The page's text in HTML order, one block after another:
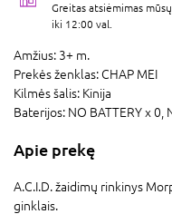
Greitas atsiėmimas
iki 12:00 val.
Amžius: 3+ m.
Prekės ženklas: CHAP MEI
Kilmės šalis: Kinija
Baterijos: NO BATTERY x 0,
Apie prekę
A.C.I.D. žaidimų rinkinys
ginklais.